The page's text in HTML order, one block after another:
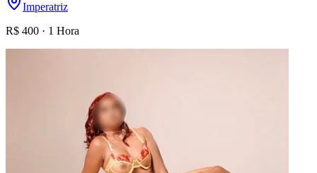
Imperatriz
R$ 400 · 1 Hora